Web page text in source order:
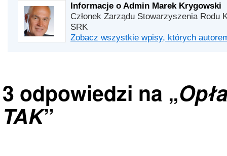
Informacje o Admin Marek Krygowski
Członek Zarządu Stowarzyszenia Rodu
SRK
Zobacz wszystkie wpisy, których
3 odpowiedzi na „
TAK”